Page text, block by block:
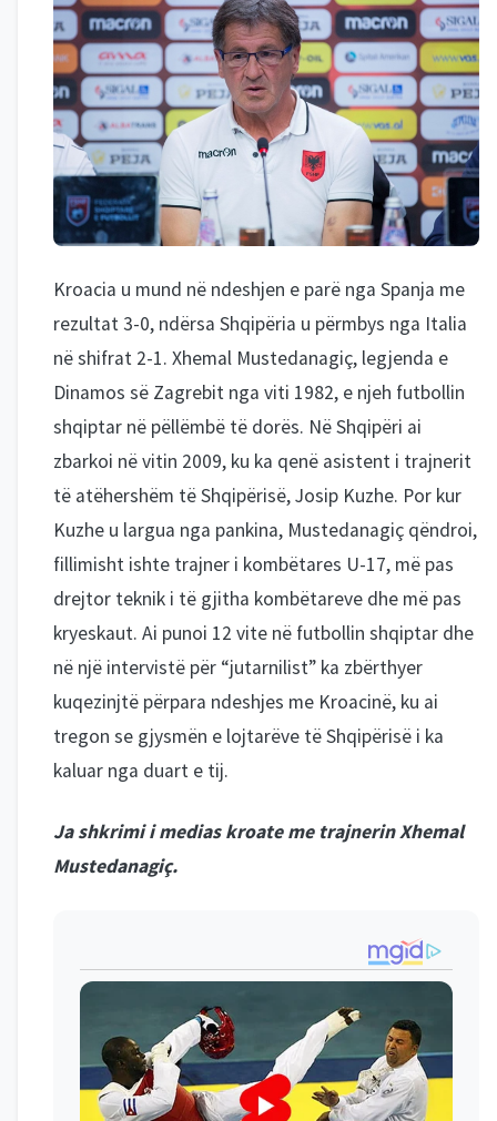
Kroacia u mund në ndeshjen e parë nga Spanja me
rezultat 3-0, ndërsa Shqipëria u përmbys nga Italia
në shifrat 2-1. Xhemal Mustedanagiç, legjenda e
Dinamos së Zagrebit nga viti 1982, e njeh futbollin
shqiptar në pëllëmbë të dorës. Në Shqipëri ai
zbarkoi në vitin 2009, ku ka qenë asistent i trajnerit
të atëhershëm të Shqipërisë, Josip Kuzhe. Por kur
Kuzhe u largua nga pankina, Mustedanagiç qëndroi,
fillimisht ishte trajner i kombëtares U-17, më pas
drejtor teknik i të gjitha kombëtareve dhe më pas
kryeskaut. Ai punoi 12 vite në futbollin shqiptar dhe
në një intervistë për “jutarnilist” ka zbërthyer
kuqezinjtë përpara ndeshjes me Kroacinë, ku ai
tregon se gjysmën e lojtarëve të Shqipërisë i ka
kaluar nga duart e tij.
Ja shkrimi i medias kroate me trajnerin Xhemal
Mustedanagiç.